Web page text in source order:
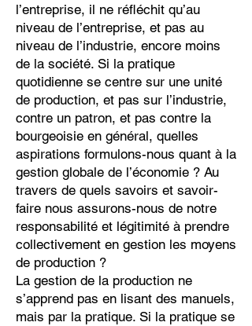
l’entreprise, il ne réfléchit qu’au
niveau de l’entreprise, et pas au
niveau de l’industrie, encore moins
de la société. Si la pratique
quotidienne se centre sur une unité
de production, et pas sur l’industrie,
contre un patron, et pas contre la
bourgeoisie en général, quelles
aspirations formulons-nous quant à la
gestion globale de l’économie ? Au
travers de quels savoirs et savoir-
faire nous assurons-nous de notre
responsabilité et légitimité à prendre
collectivement en gestion les moyens
de production ?
La gestion de la production ne
s’apprend pas en lisant des manuels,
mais par la pratique. Si la pratique se